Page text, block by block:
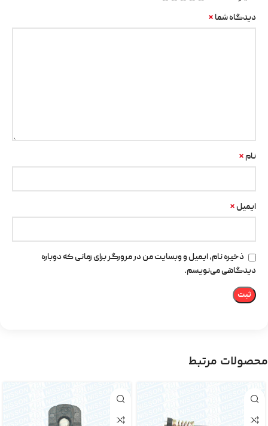
دیدگاه شما *
نام *
ایمیل *
ذخیره نام، ایمیل و وبسایت من در مرورگر برای زمانی که دوباره
دیدگاهی می‌نویسم.
محصولات مرتبط